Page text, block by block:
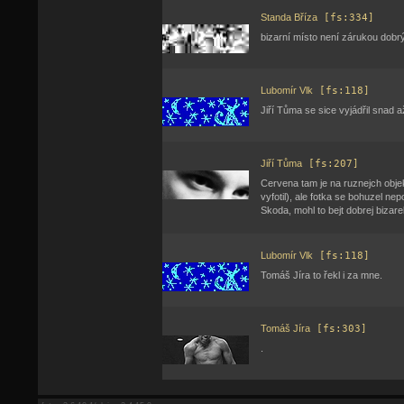
Standa Bříza [fs:334]
bizarní místo není zárukou
Lubomír Vlk [fs:118]
Jiří Tůma se sice vyjádřil snad
Jiří Tůma [fs:207]
Cervena tam je na ruznejch
vyfotil), ale fotka se bohuzel
Skoda, mohl to bejt dobrej
Lubomír Vlk [fs:118]
Tomáš Jíra to řekl i za mne.
Tomáš Jíra [fs:303]